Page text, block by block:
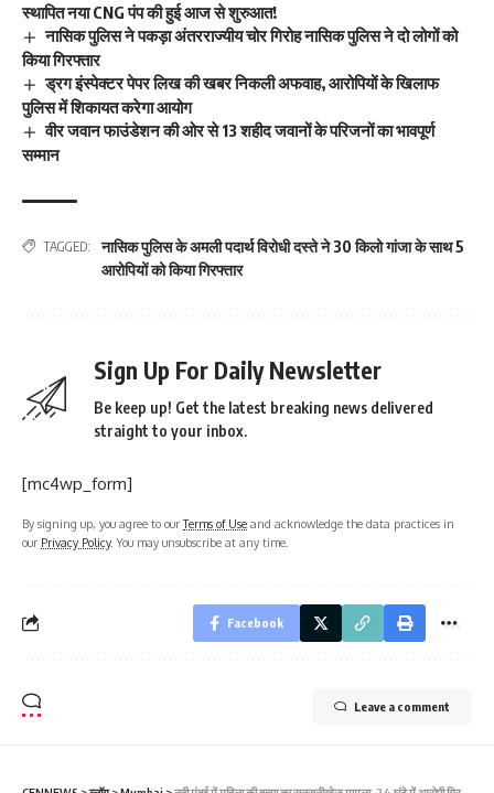
स्थापित नया CNG पंप की हुई आज से शुरुआत!
नासिक पुलिस ने पकड़ा अंतरराज्यीय चोर गिरोह नासिक पुलिस ने दो लोगों को
किया गिरफ्तार
ड्रग इंस्पेक्टर पेपर लिख की खबर निकली अफवाह, आरोपियों के खिलाफ
पुलिस में शिकायत करेगा आयोग
वीर जवान फाउंडेशन की ओर से 13 शहीद जवानों के परिजनों का भावपूर्ण
सम्मान
TAGGED:
नासिक पुलिस के अमली पदार्थ विरोधी दस्ते ने 30 किलो गांजा के साथ 5
आरोपियों को किया गिरफ्तार
Sign Up For Daily Newsletter
Be keep up! Get the latest breaking news delivered
straight to your inbox.
[mc4wp_form]
By signing up, you agree to ourTerms of Use and acknowledge the data practices in
our Privacy Policy. You may unsubscribe at any time.
Facebook
Leave a comment